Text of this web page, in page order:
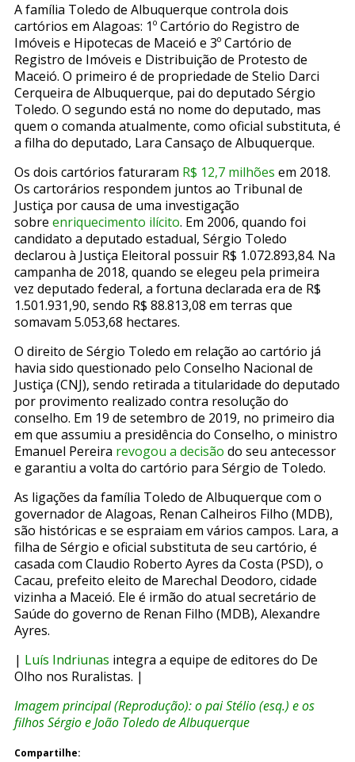
A família Toledo de Albuquerque controla dois
cartórios em Alagoas: 1º Cartório do Registro de
Imóveis e Hipotecas de Maceió e 3º Cartório de
Registro de Imóveis e Distribuição de Protesto de
Maceió. O primeiro é de propriedade de Stelio Darci
Cerqueira de Albuquerque, pai do deputado Sérgio
Toledo. O segundo está no nome do deputado, mas
quem o comanda atualmente, como oficial substituta, é
a filha do deputado, Lara Cansaço de Albuquerque.
Os dois cartórios faturaram R$ 12,7 milhões em 2018.
Os cartorários respondem juntos ao Tribunal de
Justiça por causa de uma investigação
sobre enriquecimento ilícito. Em 2006, quando foi
candidato a deputado estadual, Sérgio Toledo
declarou à Justiça Eleitoral possuir R$ 1.072.893,84. Na
campanha de 2018, quando se elegeu pela primeira
vez deputado federal, a fortuna declarada era de R$
1.501.931,90, sendo R$ 88.813,08 em terras que
somavam 5.053,68 hectares.
O direito de Sérgio Toledo em relação ao cartório já
havia sido questionado pelo Conselho Nacional de
Justiça (CNJ), sendo retirada a titularidade do deputado
por provimento realizado contra resolução do
conselho. Em 19 de setembro de 2019, no primeiro dia
em que assumiu a presidência do Conselho, o ministro
Emanuel Pereira revogou a decisão do seu antecessor
e garantiu a volta do cartório para Sérgio de Toledo.
As ligações da família Toledo de Albuquerque com o
governador de Alagoas, Renan Calheiros Filho (MDB),
são históricas e se espraiam em vários campos. Lara, a
filha de Sérgio e oficial substituta de seu cartório, é
casada com Claudio Roberto Ayres da Costa (PSD), o
Cacau, prefeito eleito de Marechal Deodoro, cidade
vizinha a Maceió. Ele é irmão do atual secretário de
Saúde do governo de Renan Filho (MDB), Alexandre
Ayres.
| Luís Indriunas integra a equipe de editores do De
Olho nos Ruralistas. |
Imagem principal (Reprodução): o pai Stélio (esq.) e os
filhos Sérgio e João Toledo de Albuquerque
Compartilhe: